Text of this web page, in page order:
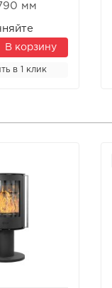
мм
В корзину
в 1 клик